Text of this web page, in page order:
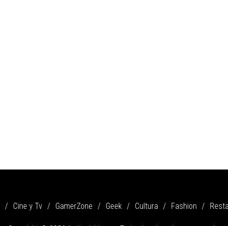
Cine y Tv GamerZone Geek Cultura Fashion